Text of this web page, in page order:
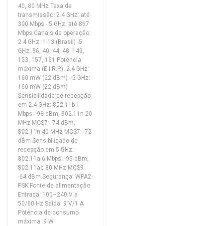
40, 80 MHz Taxa de
transmissão: 2.4 GHz: até
300 Mbps - 5 GHz: até 867
Mbps Canais de operação:
2.4 GHz: 1-13 (Brasil) -5
GHz: 36, 40, 44, 48, 149,
153, 157, 161 Potência
máxima (E.I.R.P.): 2.4 GHz:
160 mW (22 dBm) - 5 GHz:
160 mW (22 dBm)
Sensibilidade de recepção
em 2.4 GHz: 802.11b 1
Mbps: -98 dBm, 802.11n 20
MHz MCS7: -74 dBm,
802.11n 40 MHz MCS7: -72
dBm Sensibilidade de
recepção em 5 GHz:
802.11a 6 Mbps: -95 dBm,
802.11ac 80 MHz MCS9:
-64 dBm Segurança: WPA2-
PSK Fonte de alimentação
Entrada: 100–240 V a
50/60 Hz Saída: 9 V/1 A
Potência de consumo
máxima: 9 W